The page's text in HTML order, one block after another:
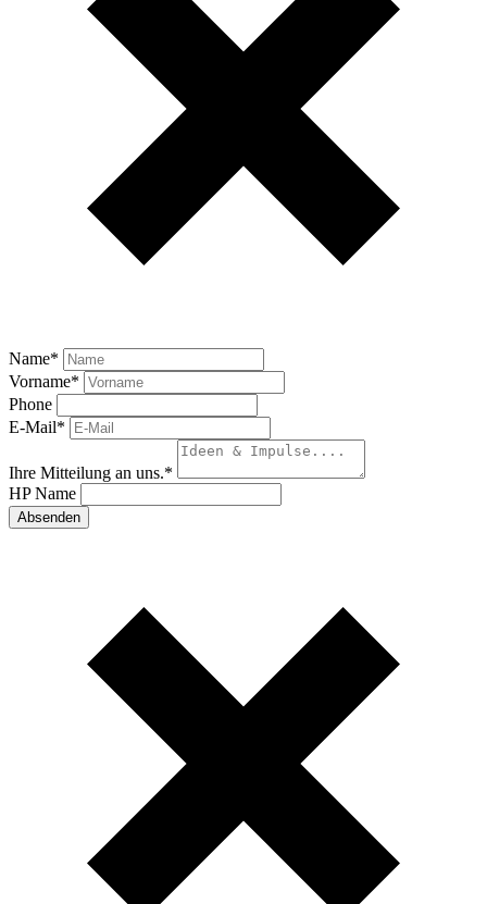
Name*
Vorname*
Phone
E-Mail*
Ihre Mitteilung an uns.*
HP Name
Absenden